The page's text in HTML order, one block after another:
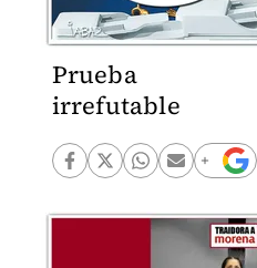
Prueba
irrefutable